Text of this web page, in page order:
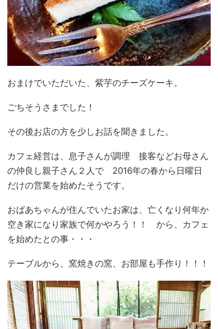
おまけでいただいた、紫芋のチーズケーキ。
ごちそうさまでした！
その後お店の方を少しお話を聞きました。
カフェ経営は、息子さんが調理 接客などお母さん
の仲良し親子さん２人で 2016年の春から日曜日
だけの営業を始めたそうです。
おばあちゃんが住んでいたお家は、亡くなり何年か
空き家になり家族で何かやろう！！ から、カフェ
を始めたとの事・・・
テーブルから、窯焼きの窯、お部屋も手作り！！！